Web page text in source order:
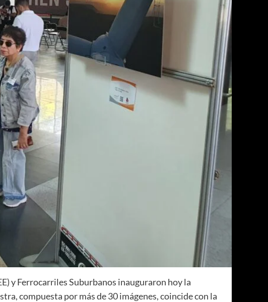
y Ferrocarriles Suburbanos inauguraron hoy la
compuesta por más de 30 imágenes, coincide con la